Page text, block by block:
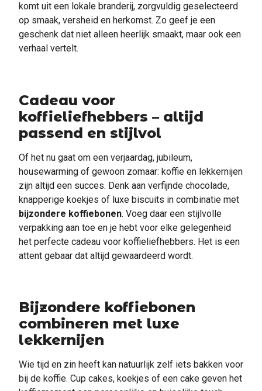
komt uit een lokale branderij, zorgvuldig geselecteerd
op smaak, versheid en herkomst. Zo geef je een
geschenk dat niet alleen heerlijk smaakt, maar ook een
verhaal vertelt.
Cadeau voor
koffieliefhebbers – altijd
passend en stijlvol
Of het nu gaat om een verjaardag, jubileum,
housewarming of gewoon zomaar: koffie en lekkernijen
zijn altijd een succes. Denk aan verfijnde chocolade,
knapperige koekjes of luxe biscuits in combinatie met
bijzondere koffiebonen. Voeg daar een stijlvolle
verpakking aan toe en je hebt voor elke gelegenheid
het perfecte cadeau voor koffieliefhebbers. Het is een
attent gebaar dat altijd gewaardeerd wordt.
Bijzondere koffiebonen
combineren met luxe
lekkernijen
Wie tijd en zin heeft kan natuurlijk zelf iets bakken voor
bij de koffie. Cup cakes, koekjes of een cake geven het